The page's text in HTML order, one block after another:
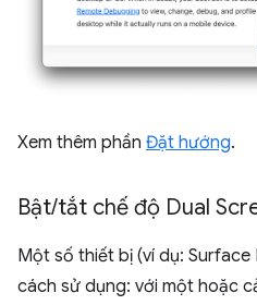
Xem thêm phần Đặt hướng.
Bật/tắt chế độ Dual
Một số thiết bị (ví dụ: Surface
cách sử dụng: với một hoặc